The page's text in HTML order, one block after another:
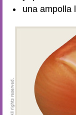
una ampolla